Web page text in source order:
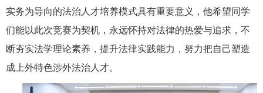
实务为导向的法治人才培养模式具有重要意义，他希望同学
们能以此次竞赛为契机，永远怀持对法律的热爱与追求，不
断夯实法学理论素养，提升法律实践能力，努力把自己塑造
成上外特色涉外法治人才。